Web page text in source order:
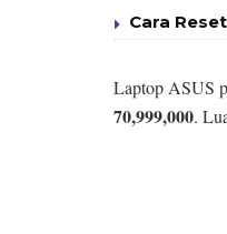
Cara
Laptop ASUS
70,999,000.